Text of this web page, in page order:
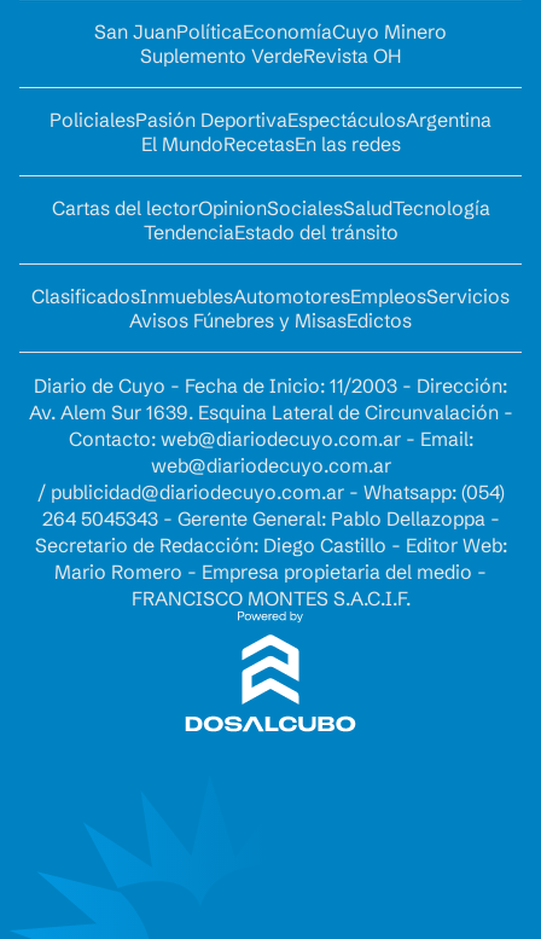
San JuanPolíticaEconomíaCuyo Minero
Suplemento VerdeRevista OH
PolicialesPasión DeportivaEspectáculosArgentina
El MundoRecetasEn las redes
Cartas del lectorOpinionSocialesSaludTecnología
TendenciaEstado del tránsito
ClasificadosInmueblesAutomotoresEmpleosServicios
Avisos Fúnebres y MisasEdictos
Diario de Cuyo - Fecha de Inicio: 11/2003 - Dirección:
Av. Alem Sur 1639. Esquina Lateral de Circunvalación -
Contacto: web@diariodecuyo.com.ar- Email:
web@diariodecuyo.com.ar
/ publicidad@diariodecuyo.com.ar- Whatsapp: (054)
264 5045343 - Gerente General: Pablo Dellazoppa -
Secretario de Redacción: Diego Castillo - Editor Web:
Mario Romero - Empresa propietaria del medio -
FRANCISCO MONTES S.A.C.I.F.